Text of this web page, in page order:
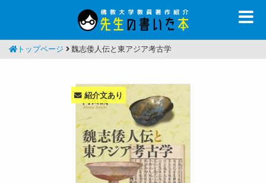
トップページ 魏志倭人伝と東アジア考古学
紹介文あり